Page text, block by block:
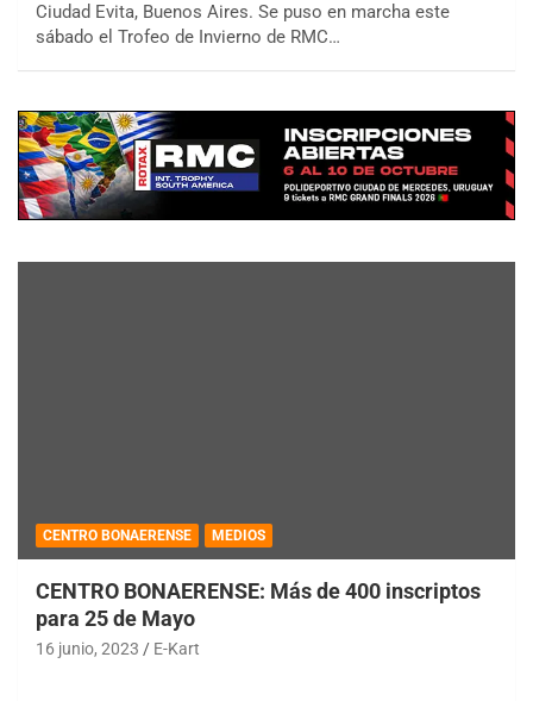
Ciudad Evita, Buenos Aires. Se puso en marcha este
sábado el Trofeo de Invierno de RMC…
CENTRO BONAERENSE MEDIOS
CENTRO BONAERENSE: Más de 400 inscriptos
para 25 de Mayo
16 junio, 2023 E-Kart